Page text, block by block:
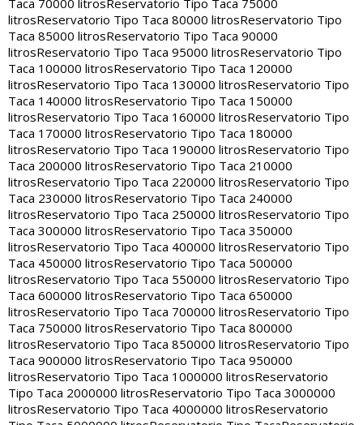
Taca 70000 litros Reservatorio Tipo Taca 75000
litrosReservatorio Tipo Taca 80000 litrosReservatorio Tipo
Taca 85000 litrosReservatorio Tipo Taca 90000
litrosReservatorio Tipo Taca 95000 litrosReservatorio Tipo
Taca 100000 litrosReservatorio Tipo Taca 120000
litrosReservatorio Tipo Taca 130000 litrosReservatorio Tipo
Taca 140000 litrosReservatorio Tipo Taca 150000
litrosReservatorio Tipo Taca 160000 litrosReservatorio Tipo
Taca 170000 litrosReservatorio Tipo Taca 180000
litrosReservatorio Tipo Taca 190000 litrosReservatorio Tipo
Taca 200000 litrosReservatorio Tipo Taca 210000
litrosReservatorio Tipo Taca 220000 litrosReservatorio Tipo
Taca 230000 litrosReservatorio Tipo Taca 240000
litrosReservatorio Tipo Taca 250000 litrosReservatorio Tipo
Taca 300000 litrosReservatorio Tipo Taca 350000
litrosReservatorio Tipo Taca 400000 litrosReservatorio Tipo
Taca 450000 litrosReservatorio Tipo Taca 500000
litrosReservatorio Tipo Taca 550000 litrosReservatorio Tipo
Taca 600000 litrosReservatorio Tipo Taca 650000
litrosReservatorio Tipo Taca 700000 litrosReservatorio Tipo
Taca 750000 litrosReservatorio Tipo Taca 800000
litrosReservatorio Tipo Taca 850000 litrosReservatorio Tipo
Taca 900000 litrosReservatorio Tipo Taca 950000
litrosReservatorio Tipo Taca 1000000 litrosReservatorio
Tipo Taca 2000000 litrosReservatorio Tipo Taca 3000000
litrosReservatorio Tipo Taca 4000000 litrosReservatorio